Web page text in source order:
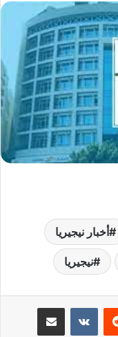
أخبار نيجيريا
نيجيريا